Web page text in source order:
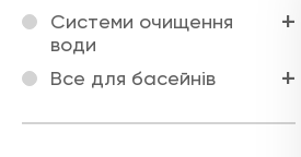
Системи очищення
води
Все для басейнів